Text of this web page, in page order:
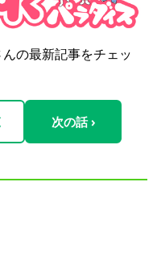
の最新記事をチェッ
次の話 ›